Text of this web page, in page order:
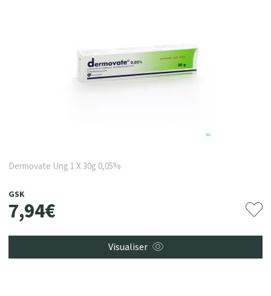
Dermovate Ung 1 X 30g 0,05%
GSK
7,94€
Visualiser